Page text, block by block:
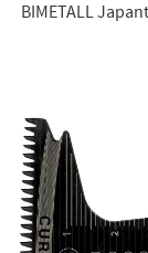
BIMETALL